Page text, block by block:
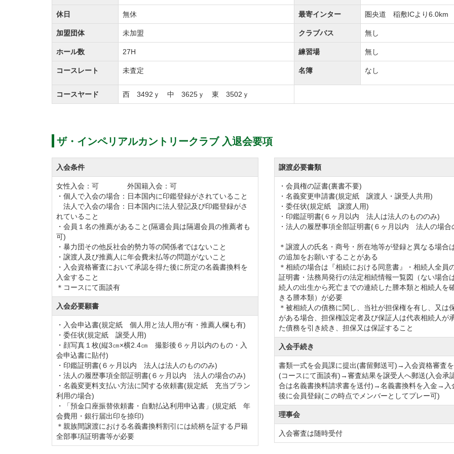
休日 無休 最寄インター 圏央道 稲敷ICより6.0km
加盟団体 未加盟 クラブバス 無し
ホール数 27H 練習場 無し
コースレート 未査定 名簿 なし
コースヤード 西 3492ｙ 中 3625ｙ 東 3502ｙ
ザ・インペリアルカントリークラブ 入退会要項
入会条件
女性入会：可 外国籍入会：可
・個人で入会の場合：日本国内に印鑑登録がされていること
法人で入会の場合：日本国内に法人登記及び印鑑登録がさ
れていること
・会員１名の推薦があること(隔週会員は隔週会員の推薦者も
可)
・暴力団その他反社会的勢力等の関係者ではないこと
・譲渡人及び推薦人に年会費未払等の問題がないこと
・入会資格審査において承認を得た後に所定の名義書換料を
入金すること
＊コースにて面談有
入会必要願書
・入会申込書(規定紙 個人用と法人用が有・推薦人欄も有)
・委任状(規定紙 譲受人用)
・顔写真１枚(縦3㎝×横2.4㎝ 撮影後６ヶ月以内のもの・入
会申込書に貼付)
・印鑑証明書(６ヶ月以内 法人は法人のもののみ)
・法人の履歴事項全部証明書(６ヶ月以内 法人の場合のみ)
・名義変更料支払い方法に関する依頼書(規定紙 充当プラン
利用の場合)
・「預金口座振替依頼書・自動払込利用申込書」(規定紙 年
会費用・銀行届出印を捺印)
＊親族間譲渡における名義書換料割引には続柄を証する戸籍
全部事項証明書等が必要
譲渡必要書類
・会員権の証書(裏書不要)
・名義変更申請書(規定紙 譲渡人・譲受人共用)
・委任状(規定紙 譲渡人用)
・印鑑証明書(６ヶ月以内 法人は法人のもののみ)
・法人の履歴事項全部証明書(６ヶ月以内 法人の場合
＊譲渡人の氏名・商号・所在地等が登録と異なる場合
の追加をお願いすることがある
＊相続の場合は『相続における同意書』・相続人全員
証明書・法務局発行の法定相続情報一覧図（ない場合
続人の出生から死亡までの連続した謄本類と相続人を
きる謄本類）が必要
＊被相続人の債務に関し、当社が担保権を有し、又は
がある場合、担保権設定者及び保証人は代表相続人が
た債務を引き続き、担保又は保証すること
入会手続き
書類一式を会員課に提出(書留郵送可)→入会資格審査
(コースにて面談有)→審査結果を譲受人へ郵送(入会承
合は名義書換料請求書を送付)→名義書換料を入金→入
後に会員登録(この時点でメンバーとしてプレー可)
理事会
入会審査は随時受付